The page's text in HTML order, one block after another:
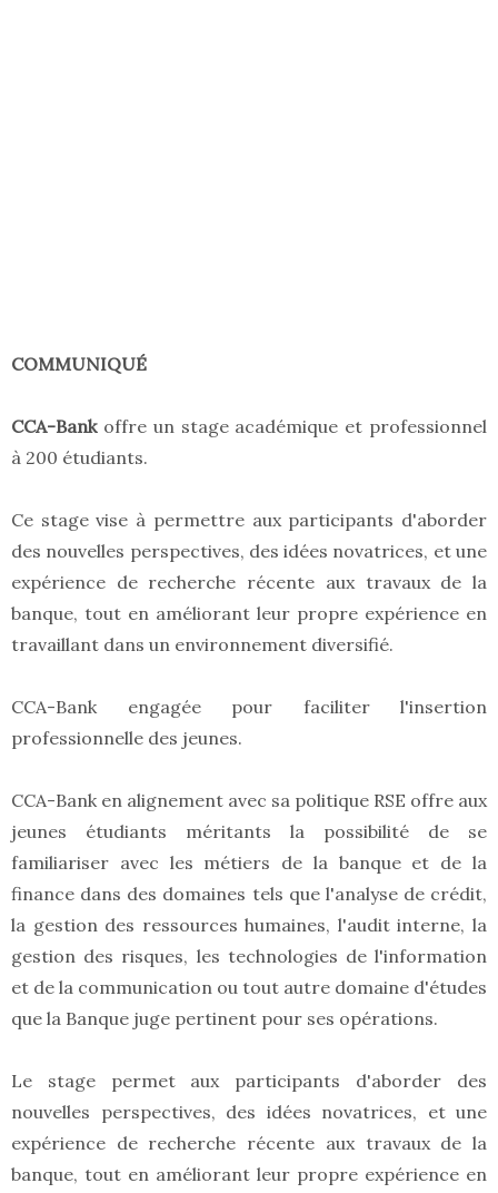
COMMUNIQUÉ
CCA-Bankoffre un stage académique et professionnel
à 200 étudiants.
Ce stage vise à permettre aux participants d'aborder
des nouvelles perspectives, des idées novatrices, et une
expérience de recherche récente aux travaux de la
banque, tout en améliorant leur propre expérience en
travaillant dans un environnement diversifié.
CCA-Bank engagée pour faciliter l'insertion
professionnelle des jeunes.
CCA-Bank en alignement avec sa politique RSE offre aux
jeunes étudiants méritants la possibilité de se
familiariser avec les métiers de la banque et de la
finance dans des domaines tels que l'analyse de crédit,
la gestion des ressources humaines, l'audit interne, la
gestion des risques, les technologies de l'information
et de la communication ou tout autre domaine d'études
que la Banque juge pertinent pour ses opérations.
Le stage permet aux participants d'aborder des
nouvelles perspectives, des idées novatrices, et une
expérience de recherche récente aux travaux de la
banque, tout en améliorant leur propre expérience en